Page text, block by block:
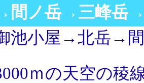
間ノ岳→三峰岳→
池小屋→北岳→
ｍの天空の稜